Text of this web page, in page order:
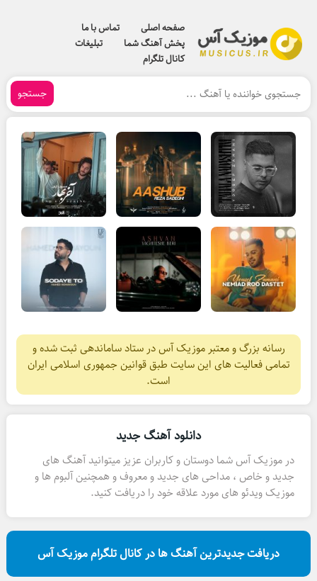
صفحه اصلی
تماس با ما
پخش آهنگ شما
تبلیغات
کانال تلگرام
جستجو
رسانه بزرگ و معتبر موزیک آس در ستاد ساماندهی ثبت شده و
تمامی فعالیت های این سایت طبق قوانین جمهوری اسلامی ایران
است.
دانلود آهنگ جدید
در موزیک آس شما دوستان و کاربران عزیز میتوانید آهنگ های
جدید و خاص ، مداحی های جدید و معروف و همچنین آلبوم ها و
موزیک ویدئو های مورد علاقه خود را دریافت کنید.
دریافت جدیدترین آهنگ ها در کانال تلگرام موزیک آس